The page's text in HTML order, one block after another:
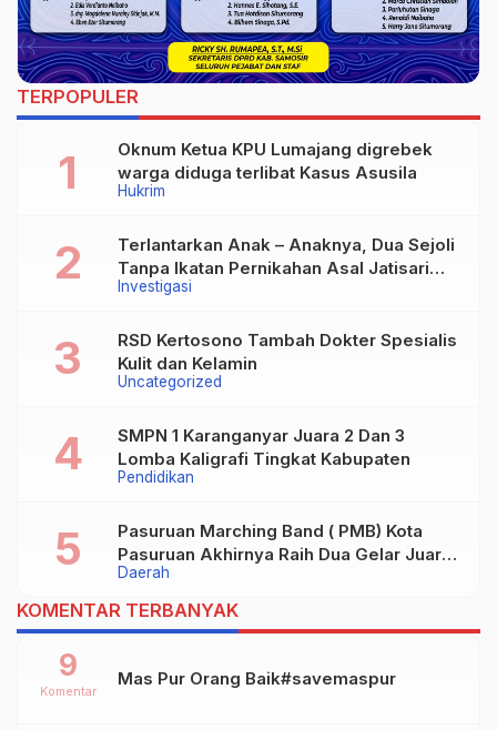
TERPOPULER
Hukrim
Oknum Ketua KPU Lumajang digrebek
warga diduga terlibat Kasus Asusila
Investigasi
Terlantarkan Anak – Anaknya, Dua Sejoli
Tanpa Ikatan Pernikahan Asal Jatisari
Kecamatan Geger Madiun dan Maospati
Uncategorized
RSD Kertosono Tambah Dokter Spesialis
Kulit dan Kelamin
Pendidikan
SMPN 1 Karanganyar Juara 2 Dan 3
Lomba Kaligrafi Tingkat Kabupaten
Daerah
Pasuruan Marching Band ( PMB) Kota
Pasuruan Akhirnya Raih Dua Gelar Juara
Dalam Kejurprov Jatim 2024
KOMENTAR TERBANYAK
Mas Pur Orang Baik#savemaspur
9
Komentar